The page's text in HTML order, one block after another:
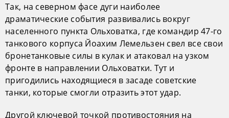
Так, на северном фасе дуги наиболее
драматические события развивались вокруг
населенного пункта Ольховатка, где командир 47-го
танкового корпуса Йоахим Лемельзен свел все свои
бронетанковые силы в кулак и атаковал на узком
фронте в направлении Ольховатки. Тут и
пригодились находящиеся в засаде советские
танки, которые смогли отразить этот удар.
Другой ключевой точкой противостояния на